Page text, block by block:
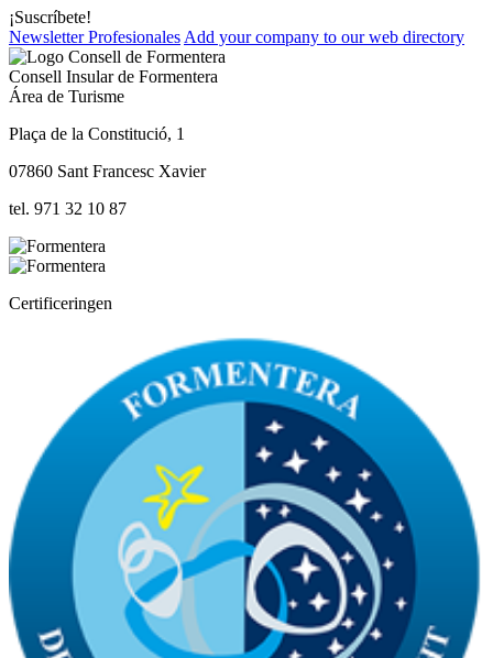
¡Suscríbete!
Newsletter Profesionales Add your company to our web directory
Consell Insular de Formentera
Área de Turisme
Plaça de la Constitució, 1
07860 Sant Francesc Xavier
tel. 971 32 10 87
Certificeringen